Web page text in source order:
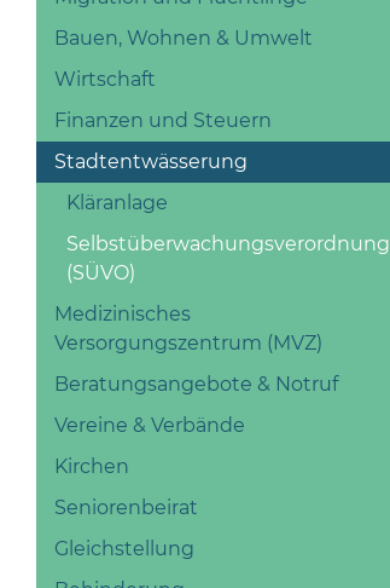
Bauen, Wohnen & Umwelt
Wirtschaft
Finanzen und Steuern
Stadtentwässerung
Kläranlage
Selbstüberwachungsverordnung
(SÜVO)
Medizinisches
Versorgungszentrum (MVZ)
Beratungsangebote & Notruf
Vereine & Verbände
Kirchen
Seniorenbeirat
Gleichstellung